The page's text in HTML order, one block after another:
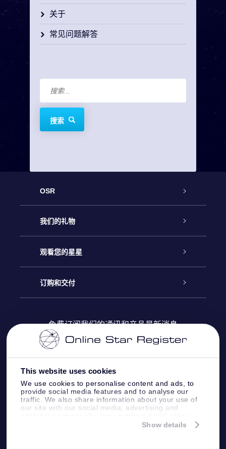
This website uses cookies
We use cookies to personalise content and ads, to
provide social media features and to analyse our
traffic. We also share information about your use of
our site with our social media, advertising and
information that you’ve provided to them or that
Show details
关于
常见问题解答
搜索
OSR
客户服务
联系我们
博客
评论
我们的礼物
Online Star礼物
OSR 礼物包
OSR 礼物卡
公司礼品
观看您的星星
Online Star Register
个性化的Star Page
One Million Stars
OSR Starsaver
订购和交付
付款信息
配送信息
退货政策&撤销权
免费订阅我们的通讯和产品最新消息